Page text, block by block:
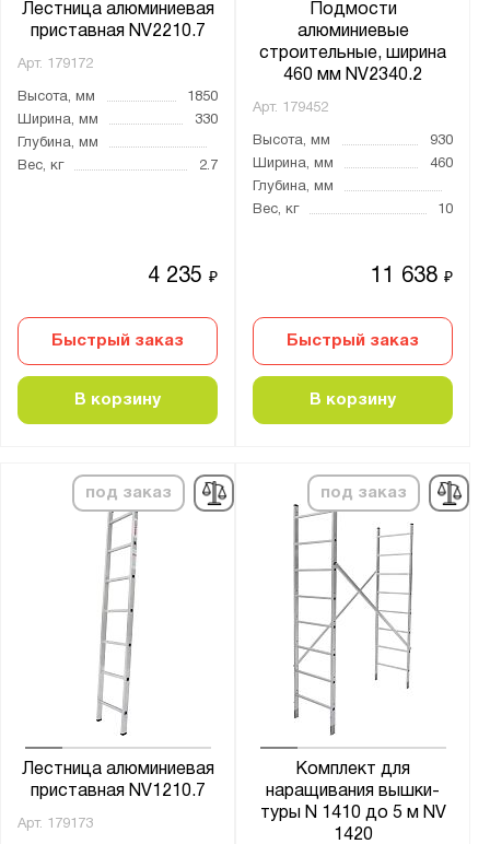
Лестница алюминиевая
приставная NV2210.7
Арт. 179172
Высота, мм
1850
Ширина, мм
330
Глубина, мм
Вес, кг
2.7
4 235₽
Быстрый заказ
В корзину
Подмости
алюминиевые
строительные, ширина
460 мм NV2340.2
Арт. 179452
Высота, мм
930
Ширина, мм
460
Глубина, мм
Вес, кг
10
11 638₽
Быстрый заказ
В корзину
под заказ
Лестница алюминиевая
приставная NV1210.7
Арт. 179173
под заказ
Комплект для
наращивания вышки-
туры N 1410 до 5 м NV
1420
2х2х7
2х3+2х4
2х9
2х11
2х12
2х13
2х14
2х15
2х16
2х17
2х18
2х19
2х20